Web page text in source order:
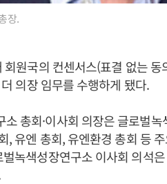
장.
회원국의 컨센서스(표결 없는
의장 임무를 수행하게 됐다.
총회·이사회 의장은 글로벌
, 유엔 총회, 유엔환경 총회 등
녹색성장연구소 이사회 의석